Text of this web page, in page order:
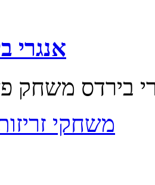
אנגרי
משחקי